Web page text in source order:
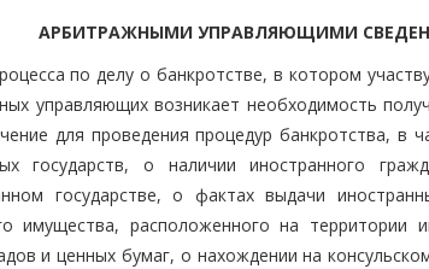
АРБИТРАЖНЫМИ УПРАВЛЯЮЩИМИ
по делу о банкротстве, в котором
управляющих возникает необходимость
для проведения процедур банкротства, в
государств, о наличии иностранного
государстве, о фактах выдачи
имущества, расположенного на территории
и ценных бумаг, о нахождении на